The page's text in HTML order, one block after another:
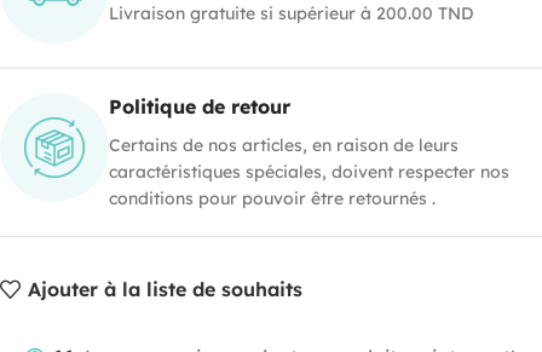
Livraison gratuite si supérieur à 200.00 TND
Politique de retour
Certains de nos articles, en raison de leurs
caractéristiques spéciales, doivent respecter nos
conditions pour pouvoir être retournés .
Ajouter à la liste de souhaits